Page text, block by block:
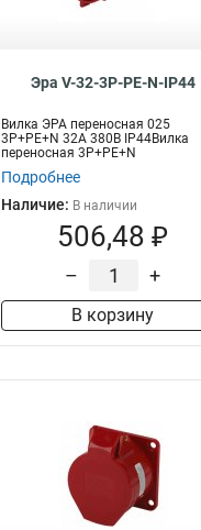
Эра V-32-3P-PE-N-IP44
Вилка ЭРА переносная 025
3Р+РЕ+N 32А 380В IP44Вилка
переносная 3P+PE+N
Подробнее
Наличие: В наличии
506,48 ₽
– +
В корзину